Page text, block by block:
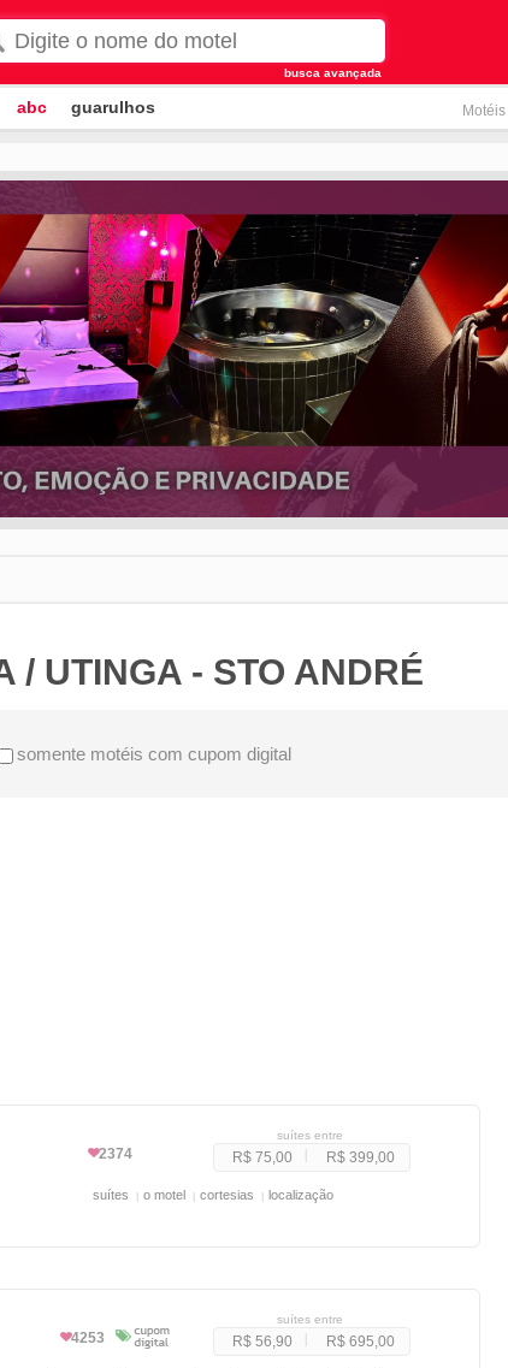
busca avançada
abc
guarulhos
/ UTINGA - STO ANDRÉ
somente motéis com cupom digital
2374
suítes entre
R$ 75,00 R$ 399,00
suítes o motel cortesias localização
4253
suítes entre
R$ 56,90 R$ 695,00